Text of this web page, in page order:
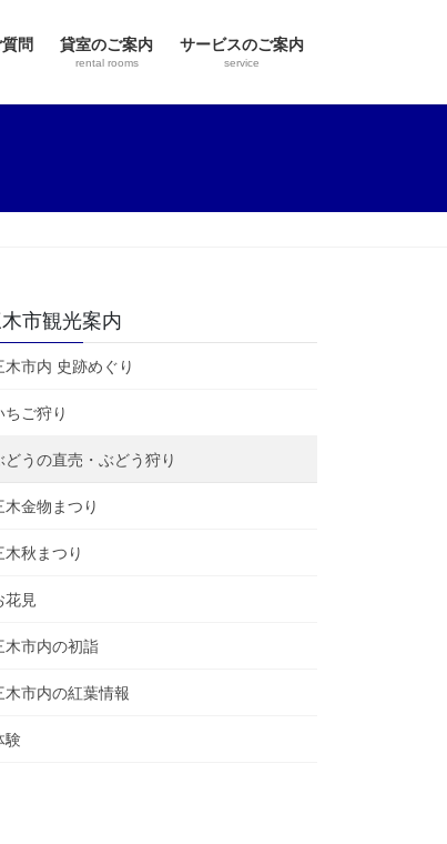
問 貸室のご案内
rental rooms
サービスのご案内
service
市観光案内
木市内 史跡めぐり
ちご狩り
どうの直売・ぶどう狩り
木金物まつり
木秋まつり
花見
木市内の初詣
木市内の紅葉情報
験